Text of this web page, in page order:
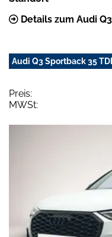
Details zum Audi
Audi Q3 Sportback 35
Preis:
MWSt: